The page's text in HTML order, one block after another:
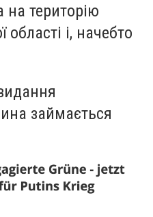
територію
і, начебто
займається